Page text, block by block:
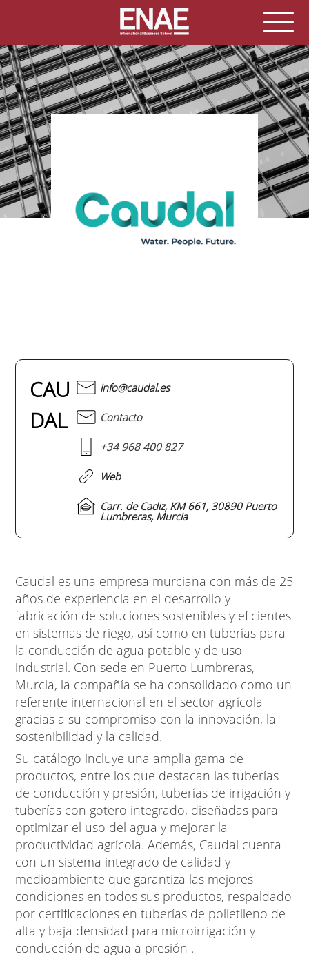
CAU
DAL
info@caudal.es
Contacto
+34 968 400 827
Web
Carr. de Cadiz, KM 661, 30890 Puerto
Lumbreras, Murcia
Caudal es una empresa murciana con más de 25
años de experiencia en el desarrollo y
fabricación de soluciones sostenibles y eficientes
en sistemas de riego, así como en tuberías para
la conducción de agua potable y de uso
industrial. Con sede en Puerto Lumbreras,
Murcia, la compañía se ha consolidado como un
referente internacional en el sector agrícola
gracias a su compromiso con la innovación, la
sostenibilidad y la calidad.
Su catálogo incluye una amplia gama de
productos, entre los que destacan las tuberías
de conducción y presión, tuberías de irrigación y
tuberías con gotero integrado, diseñadas para
optimizar el uso del agua y mejorar la
productividad agrícola. Además, Caudal cuenta
con un sistema integrado de calidad y
medioambiente que garantiza las mejores
condiciones en todos sus productos, respaldado
por certificaciones en tuberías de polietileno de
alta y baja densidad para microirrigación y
conducción de agua a presión .